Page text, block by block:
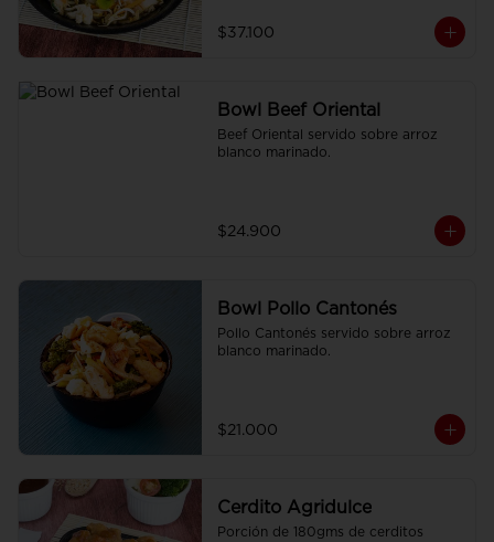
$37.100
Bowl Beef Oriental
Beef Oriental servido sobre arroz
blanco marinado.
$24.900
Bowl Pollo Cantonés
Pollo Cantonés servido sobre arroz
blanco marinado.
$21.000
Cerdito Agridulce
Porción de 180gms de cerditos